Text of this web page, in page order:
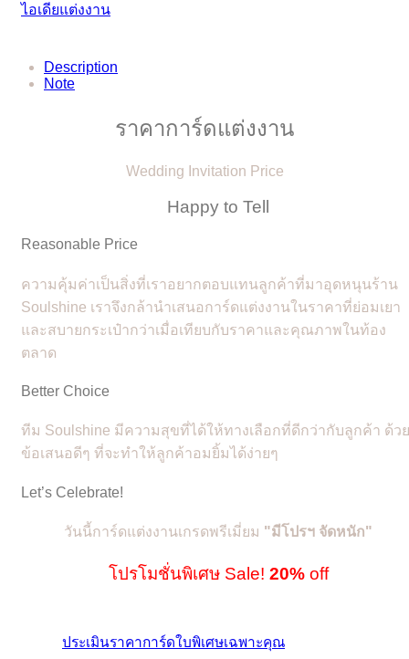
ไอเดียแต่งงาน
Description
Note
ราคาการ์ดแต่งงาน
Wedding Invitation Price
Happy to Tell
Reasonable Price
ความคุ้มค่าเป็นสิ่งที่เราอยากตอบแทนลูกค้าที่มาอุดหนุนร้าน
Soulshine เราจึงกล้านำเสนอการ์ดแต่งงานในราคาที่ย่อมเยา
และสบายกระเป๋ากว่าเมื่อเทียบกับราคาและคุณภาพในท้อง
ตลาด
Better Choice
ทีม Soulshine มีความสุขที่ได้ให้ทางเลือกที่ดีกว่ากับลูกค้า ด้วย
ข้อเสนอดีๆ ที่จะทำให้ลูกค้าอมยิ้มได้ง่ายๆ
Let’s Celebrate!
วันนี้การ์ดแต่งงานเกรดพรีเมี่ยม "มีโปรฯ จัดหนัก"
โปรโมชั่นพิเศษ Sale! 20% off
ประเมินราคาการ์ดใบพิเศษเฉพาะคุณ